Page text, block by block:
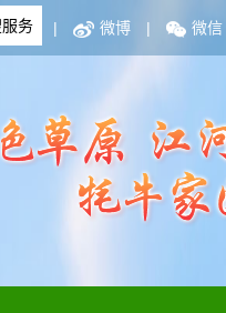
| 微博 | 微信